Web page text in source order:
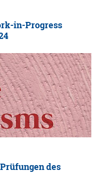
in-Progress
des